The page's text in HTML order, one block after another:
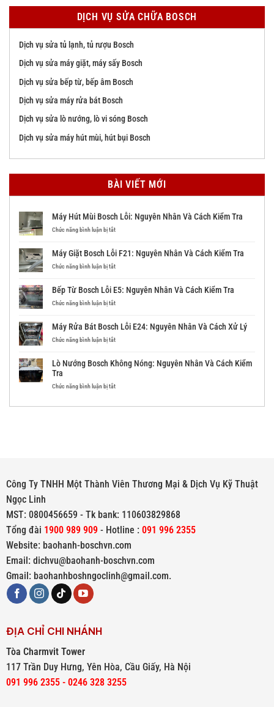
DỊCH VỤ SỬA CHỮA BOSCH
Dịch vụ sửa tủ lạnh, tủ rượu Bosch
Dịch vụ sửa máy giặt, máy sấy Bosch
Dịch vụ sửa bếp từ, bếp âm Bosch
Dịch vụ sửa máy rửa bát Bosch
Dịch vụ sửa lò nướng, lò vi sóng Bosch
Dịch vụ sửa máy hút mùi, hút bụi Bosch
BÀI VIẾT MỚI
Máy Hút Mùi Bosch Lỗi: Nguyên Nhân Và Cách Kiểm Tra
Chức năng bình luận bị tắtở
Mùi
Bosch
Nhân
Và
Kiểm
Tra
Máy Giặt Bosch Lỗi F21: Nguyên Nhân Và Cách Kiểm Tra
Chức năng bình luận bị tắtở
Bosch
Lỗi
Nguyên
Nhân
Và
Tra
Bếp Từ Bosch Lỗi E5: Nguyên Nhân Và Cách Kiểm Tra
Chức năng bình luận bị tắtở
Bosch
Lỗi
Nhân
Cách
Máy Rửa Bát Bosch Lỗi E24: Nguyên Nhân Và Cách Xử Lý
Chức năng bình luận bị tắtở
Bát
Lỗi
Lò Nướng Bosch Không Nóng: Nguyên Nhân Và Cách Kiểm
Tra
Chức năng bình luận bị tắtở
Tra
Công Ty TNHH Một Thành Viên Thương Mại & Dịch Vụ Kỹ Thuật
Ngọc Linh
MST: 0800456659 - Tk bank: 110603829868
Tổng đài 1900 989 909- Hotline : 091 996 2355
Website: baohanh-boschvn.com
Email: dichvu@baohanh-boschvn.com
Gmail: baohanhboshngoclinh@gmail.com.
ĐỊA CHỈ CHI NHÁNH
Tòa Charmvit Tower
117 Trần Duy Hưng, Yên Hòa, Cầu Giấy, Hà Nội
091 996 2355 - 0246 328 3255